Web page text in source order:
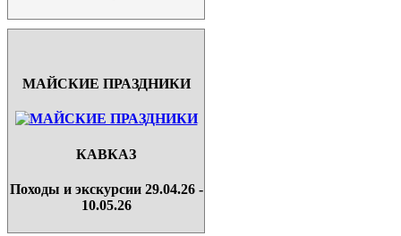
МАЙСКИЕ ПРАЗДНИКИ
КАВКАЗ
Походы и экскурсии 29.04.26 -
10.05.26